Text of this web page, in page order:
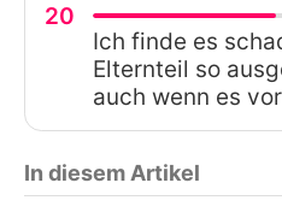
20
Ich finde es
Elternteil so
auch wenn es
In diesem Artikel